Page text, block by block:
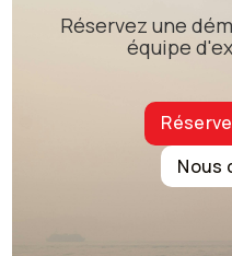
Réservez une
équipe
Nous